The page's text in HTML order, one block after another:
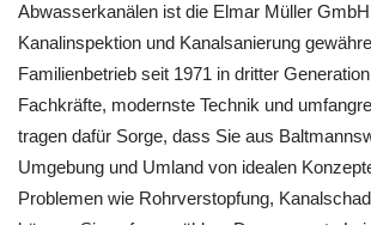
Abwasserkanälen ist die Elmar Müller
Kanalinspektion und Kanalsanierung
Familienbetrieb seit 1971 in dritter
Fachkräfte, modernste Technik und
tragen dafür Sorge, dass Sie aus
Umgebung und Umland von idealen
Problemen wie Rohrverstopfung,